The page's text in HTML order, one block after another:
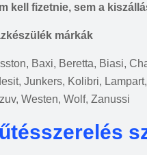
kell fizetnie, sem a
márkák
Baxi, Beretta, Biasi,
Junkers, Kolibri,
Westen, Wolf, Zanussi